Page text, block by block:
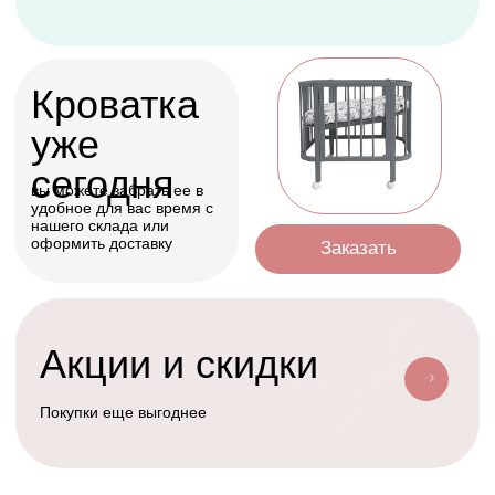
Оформить
или службой доставки
Условия доставки
Счастливая